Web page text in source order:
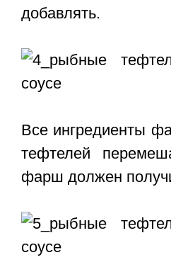
добавлять.
Все ингредиенты
тефтелей
фарш должен